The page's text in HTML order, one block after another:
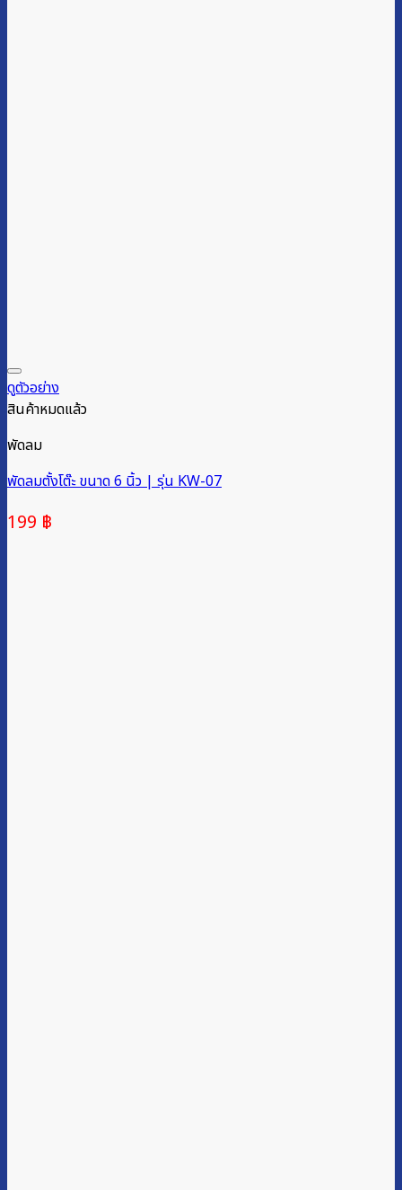
ดูตัวอย่าง
สินค้าหมดแล้ว
พัดลม
พัดลมตั้งโต๊ะ ขนาด 6 นิ้ว | รุ่น KW-07
199 ฿